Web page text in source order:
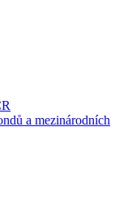
a mezinárodních